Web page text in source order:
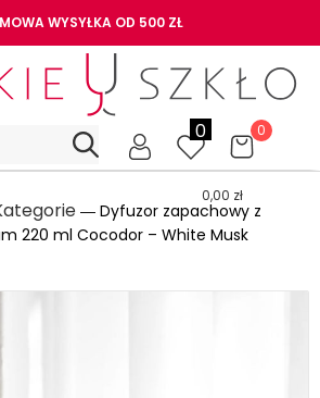
WYSYŁKA OD 500 ZŁ
0 0
0,00 zł
― Dyfuzor zapachowy z
220 ml Cocodor – White Musk